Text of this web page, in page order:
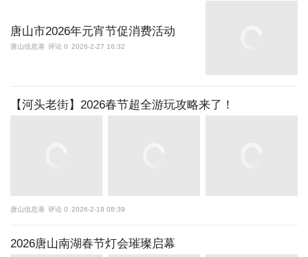
唐山市2026年元宵节促消费活动
唐山信息港 评论 0 2026-2-27 16:32
【河头老街】2026春节超全游玩攻略来了！
唐山信息港 评论 0 2026-2-18 08:39
2026唐山南湖春节灯会璀璨启幕